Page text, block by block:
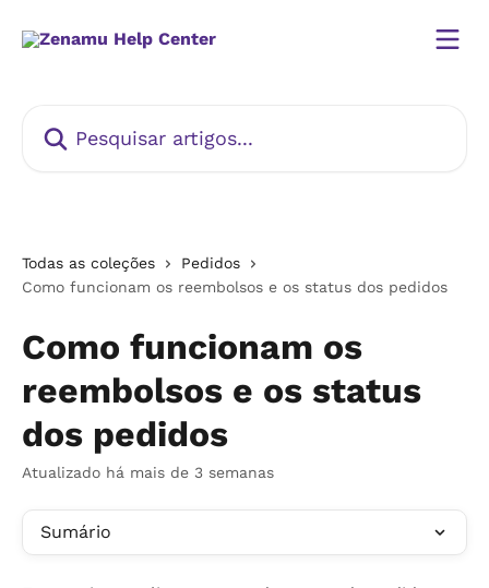
Todas as coleções
Pedidos
Como funcionam os reembolsos e os status dos pedidos
Como funcionam os
reembolsos e os status
dos pedidos
Atualizado há mais de 3 semanas
Sumário